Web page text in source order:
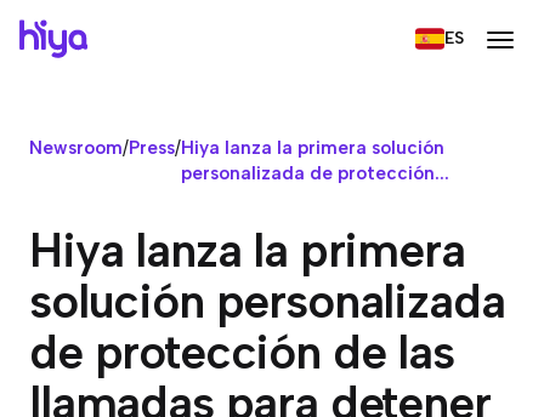
ES
Newsroom/Press/Hiya lanza la primera solución
personalizada de protección...
Hiya lanza la primera
solución personalizada
de protección de las
llamadas para detener